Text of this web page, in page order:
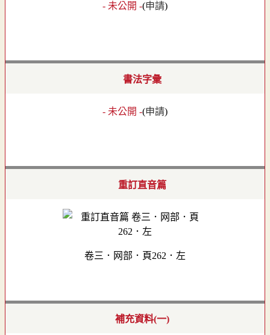
- 未公開 -(申請)
書法字彙
- 未公開 -(申請)
重訂直音篇
卷三．网部．頁262．左
補充資料(一)